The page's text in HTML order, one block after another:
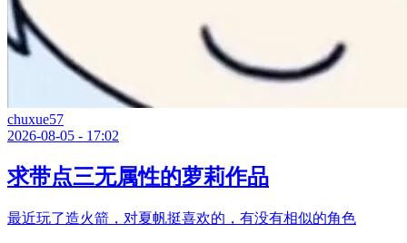
chuxue57
2026-08-05 - 17:02
求带点三无属性的萝莉作品
最近玩了造火箭，对夏帆挺喜欢的，有没有相似的角色